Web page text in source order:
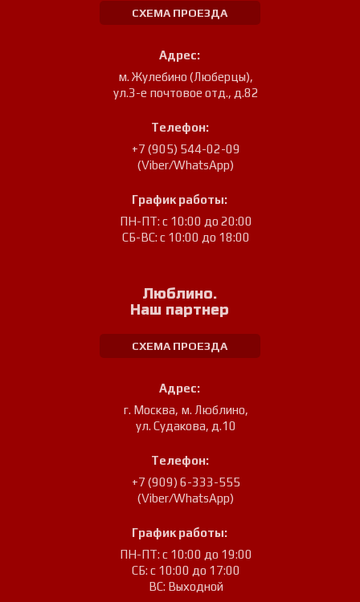
СХЕМА ПРОЕЗДА
Адрес:
м. Жулебино (Люберцы),
ул.3-е почтовое отд., д.82
Телефон:
+7 (905) 544-02-09
(Viber/WhatsApp)
График работы:
ПН-ПТ: с 10:00 до 20:00
СБ-ВС: с 10:00 до 18:00
Люблино.
Наш партнер
СХЕМА ПРОЕЗДА
Адрес:
г. Москва, м. Люблино,
ул. Судакова, д.10
Телефон:
+7 (909) 6-333-555
(Viber/WhatsApp)
График работы:
ПН-ПТ: с 10:00 до 19:00
СБ: с 10:00 до 17:00
ВС: Выходной